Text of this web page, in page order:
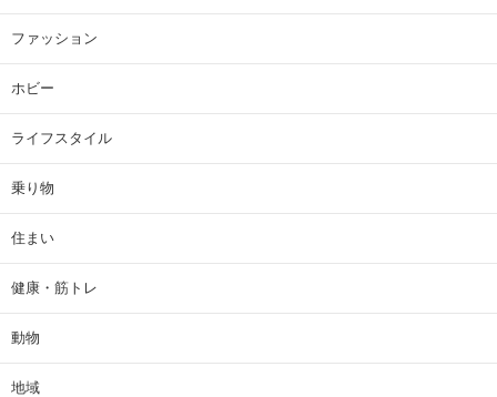
ファッション
ホビー
ライフスタイル
乗り物
住まい
健康・筋トレ
動物
地域